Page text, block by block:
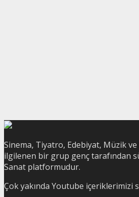
Sinema, Tiyatro, Edebiyat, Müzik
ilgilenen bir grup genç tarafından
Sanat platformudur.
Çok yakında Youtube içeriklerimizi